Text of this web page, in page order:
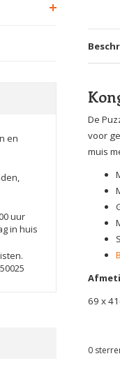
en
uur
in huis
De
voor
muis
69 x
0